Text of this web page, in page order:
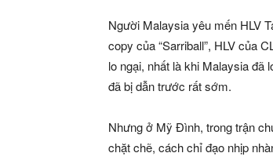
Người Malaysia yêu mến HLV
copy của “Sarriball”, HLV của
lo ngại, nhất là khi Malaysia đã
đã bị dẫn trước rất sớm.
Nhưng ở Mỹ Đình, trong trận
chặt chẽ, cách chỉ đạo nhịp